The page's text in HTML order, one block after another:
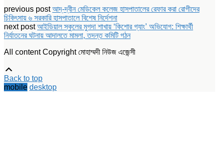
Facebook
(Opens
in
new
window)
Twitter
(Opens
in
new
window)
LinkedIn
(Opens
in
new
window)
in
new
window)
previous postআদ্-দ্বীন মেডিকেল কলেজ হাসপাতালের রেফার করা রোগীদের
চিকিৎসায় ৬ সরকারি হাসপাতালে বিশেষ নির্দেশনা
next postআইডিয়াল স্কুলের মুগদা শাখায় ‘কিশোর গ্যাং’ অভিযোগ: শিক্ষার্থী
নির্যাতনের ঘটনায় আদালতে মামলা, তদন্ত কমিটি গঠন
All content Copyright মোহাম্মদী নিউজ এজেন্সী
Up
Back to top
mobile desktop